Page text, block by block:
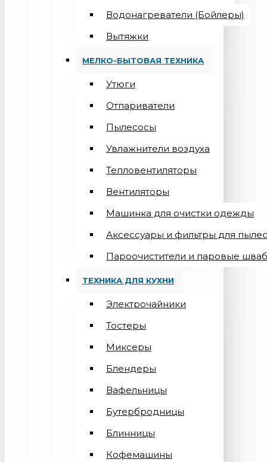
Водонагреватели (Бойлеры)
Вытяжки
МЕЛКО-БЫТОВАЯ ТЕХНИКА
Утюги
Отпариватели
Пылесосы
Увлажнители воздуха
Тепловентиляторы
Вентиляторы
Машинка для очистки одежды
Аксессуары и фильтры для
Пароочистители и паровые
ТЕХНИКА ДЛЯ КУХНИ
Электрочайники
Тостеры
Миксеры
Блендеры
Вафельницы
Бутербродницы
Блинницы
Кофемашины